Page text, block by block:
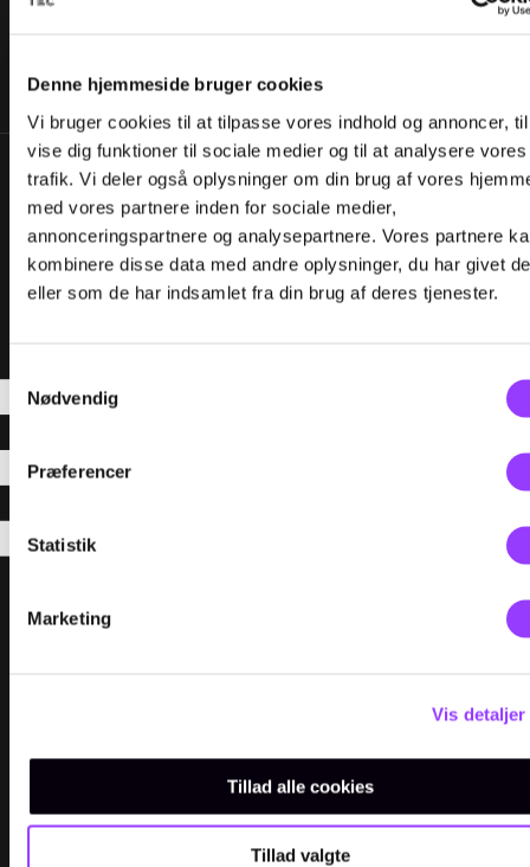
Denne hjemmeside bruger cookies
Vi bruger cookies til at tilpasse vores indhold og annoncer,
vise dig funktioner til sociale medier og til at analysere vores
trafik. Vi deler også oplysninger om din brug af vores
med vores partnere inden for sociale medier,
annonceringspartnere og analysepartnere. Vores partnere
kombinere disse data med andre oplysninger, du har givet
eller som de har indsamlet fra din brug af deres tjenester.
Nødvendig
Præferencer
Statistik
Marketing
Vis detaljer
Tillad alle cookies
Tillad valgte
Menu
FOR VIRKSOMHEDER
OM TEC